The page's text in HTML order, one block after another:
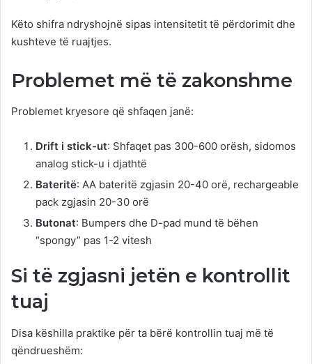
Këto shifra ndryshojnë sipas intensitetit të përdorimit dhe
kushteve të ruajtjes.
Problemet më të zakonshme
Problemet kryesore që shfaqen janë:
Drift i stick-ut: Shfaqet pas 300-600 orësh, sidomos
analog stick-u i djathtë
Bateritë: AA bateritë zgjasin 20-40 orë, rechargeable
pack zgjasin 20-30 orë
Butonat: Bumpers dhe D-pad mund të bëhen
“spongy” pas 1-2 vitesh
Si të zgjasni jetën e kontrollit
tuaj
Disa këshilla praktike për ta bërë kontrollin tuaj më të
qëndrueshëm: